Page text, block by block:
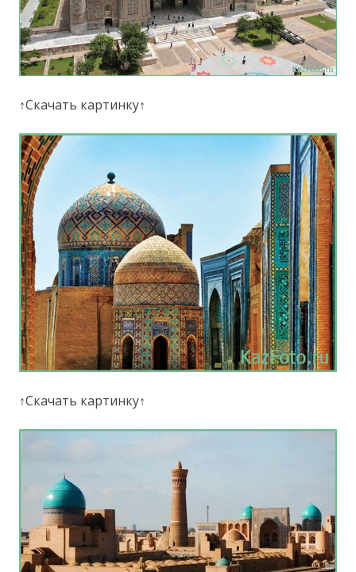
↑Скачать картинку↑
↑Скачать картинку↑